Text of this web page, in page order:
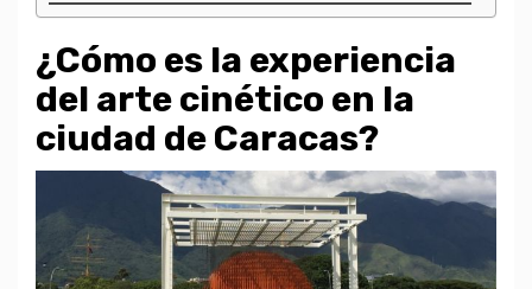
¿Cómo es la experiencia
del arte cinético en la
ciudad de Caracas?